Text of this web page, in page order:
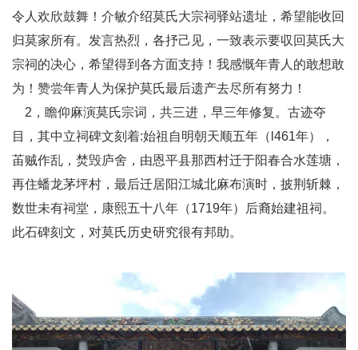
令人欢欣鼓舞！介敏介绍莫氏大宗祠驿站遗址，希望能收回
归莫家所有。发言热烈，各抒己见，一致表示要収回莫氏大
宗祠的决心，希望得到各方面支持！我感慨年青人的敢想敢
为！赞尝年青人为保护莫氏最后遗产去尽所有努力！
2，瞻仰麻演莫氏宗词，共三进，早三年修复。古迹夺
目，其中立祠碑文刻着:始祖自明朝天顺五年（l461年），
苖贼作乱，焚毁庐舍，由恩平县那西村迁于阳春合水莲塘，
再住蟠龙茅坪村，最后迁居阳江城北麻布演时，披荆斩棘，
数世未有祠堂，康熙五十八年（1719年）后裔始建祖祠。
此石碑刻文，对莫氏历史研究很有邦助。